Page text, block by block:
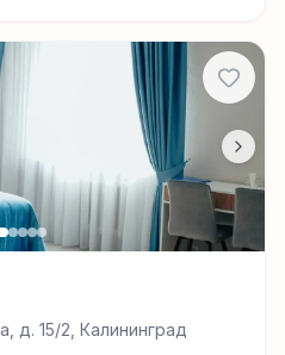
д. 15/2, Калининград